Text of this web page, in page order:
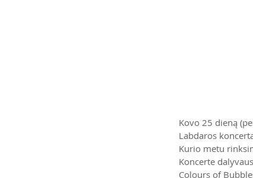
Kovo 25 dieną
Labdaros
Kurio metu
Koncerte
Colours of